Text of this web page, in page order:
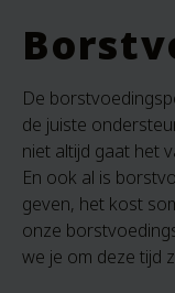
De
de juiste
niet altijd gaat het
En ook al is
geven, het kost
onze
we je om deze tijd